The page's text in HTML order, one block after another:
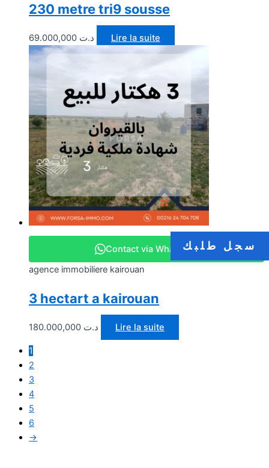
سجل طلبك
230 metre tri9 sousse
د.ت Lire la suite
Contact via WhatsApp
agence immobiliere kairouan
3 hectart a kairouan
د.ت Lire la suite
1
2
3
4
5
6
→